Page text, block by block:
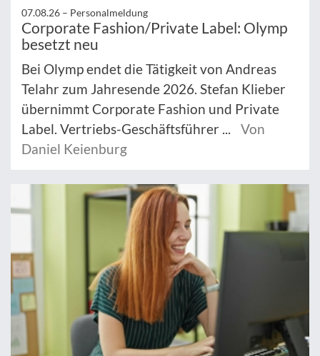
07.08.26 – Personalmeldung
Corporate Fashion/Private Label: Olymp
besetzt neu
Bei Olymp endet die Tätigkeit von Andreas
Telahr zum Jahresende 2026. Stefan Klieber
übernimmt Corporate Fashion und Private
Label. Vertriebs-Geschäftsführer ...
Von
Daniel Keienburg